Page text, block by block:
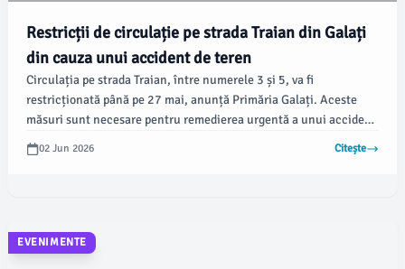
Restricții de circulație pe strada Traian din Galați
din cauza unui accident de teren
Circulația pe strada Traian, între numerele 3 și 5, va fi
restricționată până pe 27 mai, anunță Primăria Galați. Aceste
măsuri sunt necesare pentru remedierea urgentă a unui accident
de teren, iar traficul va fi permis pe câte o bandă în fiecare
direcție.
02 Jun 2026 Citește
EVENIMENTE